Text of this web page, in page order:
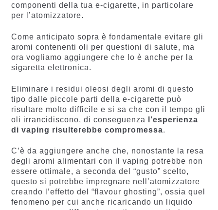
componenti della tua e-cigarette, in particolare
per l’atomizzatore.
Come anticipato sopra è fondamentale evitare gli
aromi contenenti oli per questioni di salute, ma
ora vogliamo aggiungere che lo è anche per la
sigaretta elettronica.
Eliminare i residui oleosi degli aromi di questo
tipo dalle piccole parti della e-cigarette può
risultare molto difficile e si sa che con il tempo gli
oli irrancidiscono, di conseguenza
l’esperienza
di vaping risulterebbe compromessa.
C’è da aggiungere anche che, nonostante la resa
degli aromi alimentari con il vaping potrebbe non
essere ottimale, a seconda del “gusto” scelto,
questo si potrebbe impregnare nell’atomizzatore
creando l’effetto del “flavour ghosting”, ossia quel
fenomeno per cui anche ricaricando un liquido